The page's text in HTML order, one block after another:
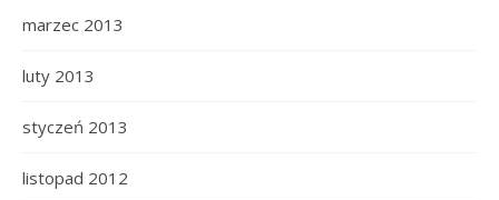
marzec 2013
luty 2013
styczeń 2013
listopad 2012